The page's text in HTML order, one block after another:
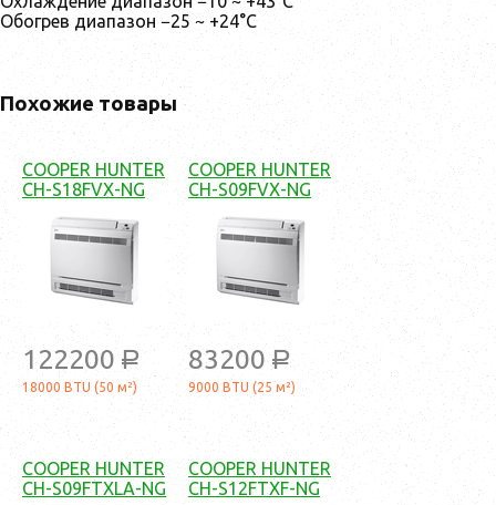
Обогрев диапазон −25 ~ +24°С
Похожие товары
COOPER HUNTER
CH-S18FVX-NG
122200 a
18000 BTU (50 м²)
COOPER HUNTER
CH-S09FVX-NG
83200 a
9000 BTU (25 м²)
COOPER HUNTER
CH-S09FTXLA-NG
COOPER HUNTER
CH-S12FTXF-NG